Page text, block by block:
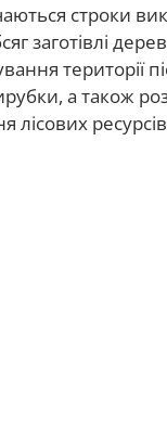
строки
заготівлі
території
а також
лісових